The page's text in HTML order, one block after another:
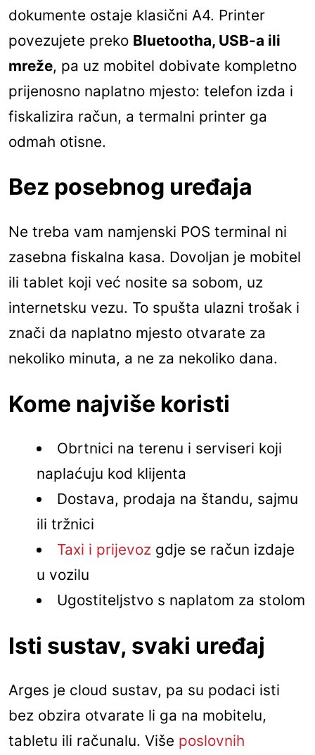
dokumente ostaje klasični A4. Printer
povezujete preko Bluetootha, USB-a ili
mreže, pa uz mobitel dobivate kompletno
prijenosno naplatno mjesto: telefon izda i
fiskalizira račun, a termalni printer ga
odmah otisne.
Bez posebnog uređaja
Ne treba vam namjenski POS terminal ni
zasebna fiskalna kasa. Dovoljan je mobitel
ili tablet koji već nosite sa sobom, uz
internetsku vezu. To spušta ulazni trošak i
znači da naplatno mjesto otvarate za
nekoliko minuta, a ne za nekoliko dana.
Kome najviše koristi
Obrtnici na terenu i serviseri koji
naplaćuju kod klijenta
Dostava, prodaja na štandu, sajmu
ili tržnici
Taxi i prijevozgdje se račun izdaje
u vozilu
Ugostiteljstvo s naplatom za stolom
Isti sustav, svaki uređaj
Arges je cloud sustav, pa su podaci isti
bez obzira otvarate li ga na mobitelu,
tabletu ili računalu. Više poslovnih